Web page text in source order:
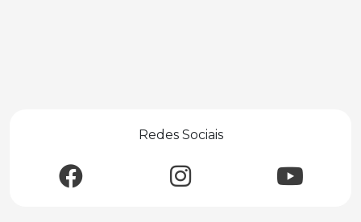
Redes Sociais